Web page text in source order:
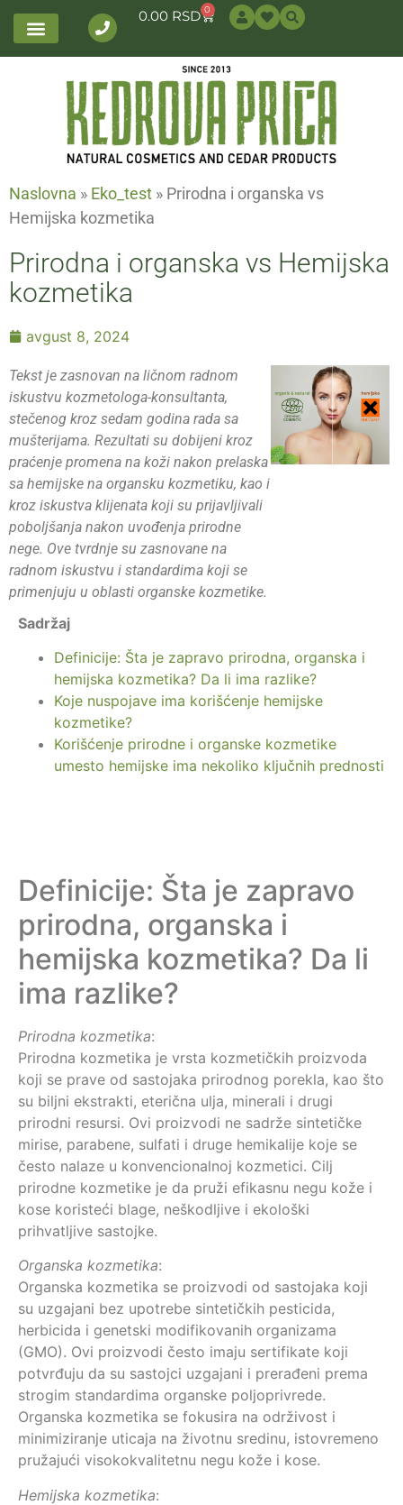
0.00 RSD 0
Naslovna » Eko_test » Prirodna i organska vs
Hemijska kozmetika
Prirodna i organska vs Hemijska
kozmetika
avgust 8, 2024
Tekst je zasnovan na ličnom radnom
iskustvu kozmetologa-konsultanta,
stečenog kroz sedam godina rada sa
mušterijama. Rezultati su dobijeni kroz
praćenje promena na koži nakon prelaska
sa hemijske na organsku kozmetiku, kao i
kroz iskustva klijenata koji su prijavljivali
poboljšanja nakon uvođenja prirodne
nege. Ove tvrdnje su zasnovane na
radnom iskustvu i standardima koji se
primenjuju u oblasti organske kozmetike.
Sadržaj
Definicije: Šta je zapravo prirodna, organska i
hemijska kozmetika? Da li ima razlike?
Koje nuspojave ima korišćenje hemijske
kozmetike?
Korišćenje prirodne i organske kozmetike
umesto hemijske ima nekoliko ključnih prednosti
Definicije: Šta je zapravo
prirodna, organska i
hemijska kozmetika? Da li
ima razlike?
Prirodna kozmetika:
Prirodna kozmetika je vrsta kozmetičkih proizvoda
koji se prave od sastojaka prirodnog porekla, kao što
su biljni ekstrakti, eterična ulja, minerali i drugi
prirodni resursi. Ovi proizvodi ne sadrže sintetičke
mirise, parabene, sulfati i druge hemikalije koje se
često nalaze u konvencionalnoj kozmetici. Cilj
prirodne kozmetike je da pruži efikasnu negu kože i
kose koristeći blage, neškodljive i ekološki
prihvatljive sastojke.
Organska kozmetika:
Organska kozmetika se proizvodi od sastojaka koji
su uzgajani bez upotrebe sintetičkih pesticida,
herbicida i genetski modifikovanih organizama
(GMO). Ovi proizvodi često imaju sertifikate koji
potvrđuju da su sastojci uzgajani i prerađeni prema
strogim standardima organske poljoprivrede.
Organska kozmetika se fokusira na održivost i
minimiziranje uticaja na životnu sredinu, istovremeno
pružajući visokokvalitetnu negu kože i kose.
Hemijska kozmetika: